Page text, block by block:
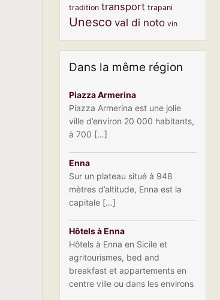
tradition transport trapani
Unesco val di noto vin
Dans la même région
Piazza Armerina
Piazza Armerina est une jolie
ville d’environ 20 000 habitants,
à 700 […]
Enna
Sur un plateau situé à 948
mètres d’altitude, Enna est la
capitale […]
Hôtels à Enna
Hôtels à Enna en Sicile et
agritourismes, bed and
breakfast et appartements en
centre ville ou dans les environs